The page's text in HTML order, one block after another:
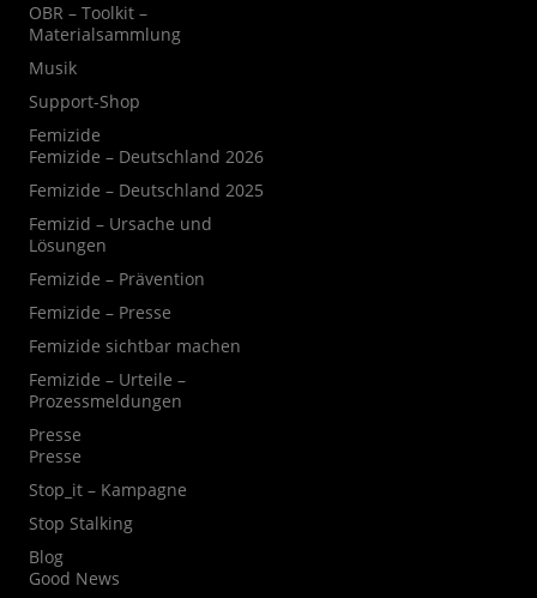
OBR – Toolkit –
Materialsammlung
Musik
Support-Shop
Femizide
Femizide – Deutschland 2026
Femizide – Deutschland 2025
Femizid – Ursache und
Lösungen
Femizide – Prävention
Femizide – Presse
Femizide sichtbar machen
Femizide – Urteile –
Prozessmeldungen
Presse
Presse
Stop_it – Kampagne
Stop Stalking
Blog
Good News